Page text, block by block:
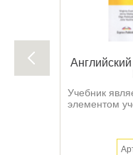
Учебник
элементом